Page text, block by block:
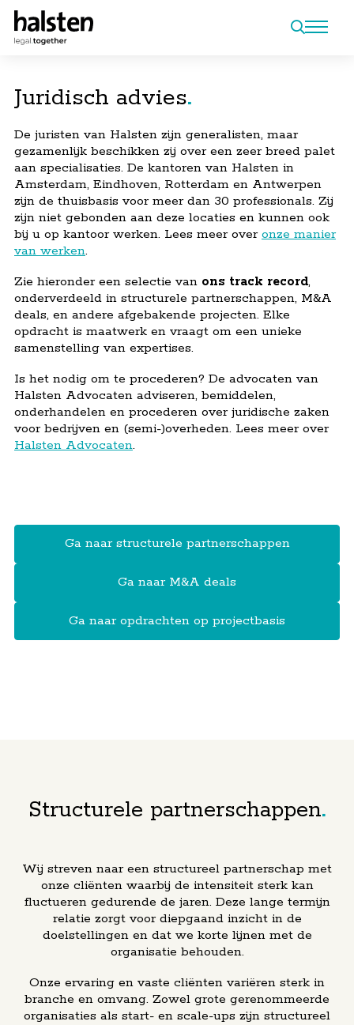
Juridisch advies
De juristen van Halsten zijn generalisten, maar
gezamenlijk beschikken zij over een zeer breed palet
aan specialisaties. De kantoren van Halsten in
Amsterdam, Eindhoven, Rotterdam en Antwerpen
zijn de thuisbasis voor meer dan 30 professionals. Zij
zijn niet gebonden aan deze locaties en kunnen ook
bij u op kantoor werken. Lees meer overonze manier
van werken.
Zie hieronder een selectie van ons track record,
onderverdeeld in structurele partnerschappen, M&A
deals, en andere afgebakende projecten. Elke
opdracht is maatwerk en vraagt om een unieke
samenstelling van expertises.
​Is het nodig om te procederen? De advocaten van
Halsten Advocaten adviseren, bemiddelen,
onderhandelen en procederen over juridische zaken
voor bedrijven en (semi-)overheden. Lees meer over
Halsten Advocaten.
Ga naar ​structurele partnerschappen
Ga naar M&A deals
Ga naar opdrachten op projectbasis
​Structurele partnerschappen
Wij streven naar een structureel partnerschap met
onze cliënten waarbij de intensiteit sterk kan
fluctueren gedurende de jaren. Deze lange termijn
relatie zorgt voor diepgaand inzicht in de
doelstellingen en dat we korte lijnen met de
organisatie behouden.
Onze ervaring en vaste cliënten variëren sterk in
branche en omvang. Zowel grote gerenommeerde
organisaties als start- en scale-ups zijn structureel